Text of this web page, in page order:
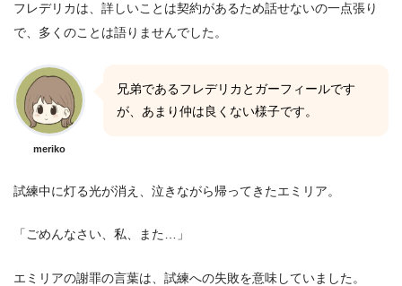
フレデリカは、詳しいことは契約があるため話せないの一点張り
で、多くのことは語りませんでした。
meriko
兄弟であるフレデリカとガーフィールです
が、あまり仲は良くない様子です。
試練中に灯る光が消え、泣きながら帰ってきたエミリア。
「ごめんなさい、私、また…」
エミリアの謝罪の言葉は、試練への失敗を意味していました。